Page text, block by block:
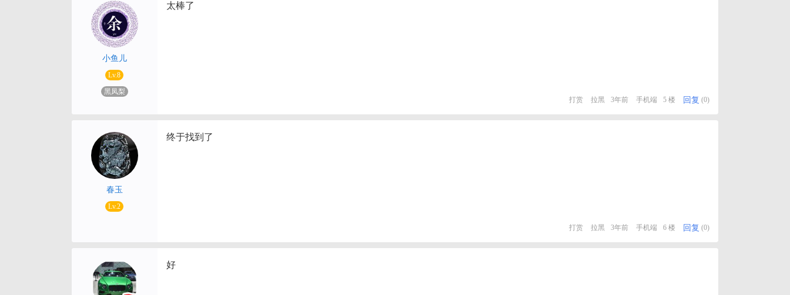
小鱼儿
Lv.8
黑凤梨
太棒了
打赏 拉黑 3年前 手机端 5 楼 回复 (0)
春玉
Lv.2
终于找到了
打赏 拉黑 3年前 手机端 6 楼 回复 (0)
好